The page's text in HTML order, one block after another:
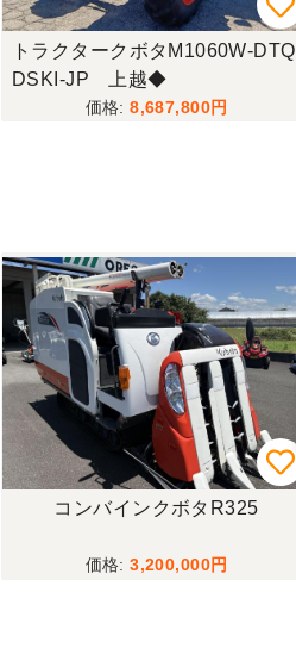
トラクタークボタM1060W-DTQ
DSKI-JP 上越◆
8,687,800
コンバインクボタR325
3,200,000